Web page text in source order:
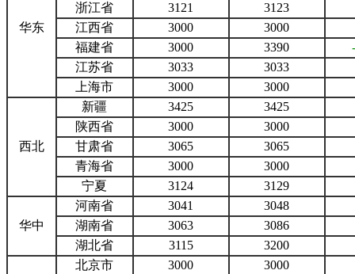
华东
浙江省
3121
3123
江西省
3000
3000
福建省
3000 3390
江苏省
3033
3033
上海市
3000 3000
西北
新疆 3425
3425
陕西省
3000
3000
甘肃省
3065
3065
青海省
3000
3000
宁夏
3124 3129
华中
河南省 3041
3048
湖南省
3063
3086
湖北省
3115 3200
北京市 3000
3000